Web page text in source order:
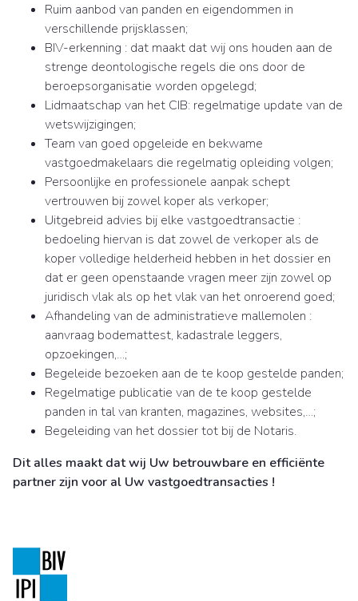
Ruim aanbod van panden en eigendommen in
verschillende prijsklassen;
BIV-erkenning : dat maakt dat wij ons houden aan de
strenge deontologische regels die ons door de
beroepsorganisatie worden opgelegd;
Lidmaatschap van het CIB: regelmatige update van de
wetswijzigingen;
Team van goed opgeleide en bekwame
vastgoedmakelaars die regelmatig opleiding volgen;
Persoonlijke en professionele aanpak schept
vertrouwen bij zowel koper als verkoper;
Uitgebreid advies bij elke vastgoedtransactie :
bedoeling hiervan is dat zowel de verkoper als de
koper volledige helderheid hebben in het dossier en
dat er geen openstaande vragen meer zijn zowel op
juridisch vlak als op het vlak van het onroerend goed;
Afhandeling van de administratieve mallemolen :
aanvraag bodemattest, kadastrale leggers,
opzoekingen,…;
Begeleide bezoeken aan de te koop gestelde panden;
Regelmatige publicatie van de te koop gestelde
panden in tal van kranten, magazines, websites,…;
Begeleiding van het dossier tot bij de Notaris.
Dit alles maakt dat wij Uw betrouwbare en efficiënte
partner zijn voor al Uw vastgoedtransacties !